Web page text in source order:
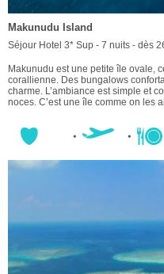
Makunudu Island
Séjour Hotel 3* Sup - 7 nuits - dès
Makunudu est une petite île ovale,
corallienne. Des bungalows
charme. L’ambiance est simple et
noces. C’est une île comme on les